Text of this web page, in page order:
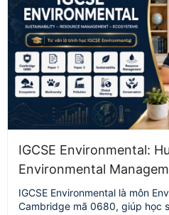
IGCSE Environmental:
Environmental
IGCSE Environmental là môn
Cambridge mã 0680, giúp học